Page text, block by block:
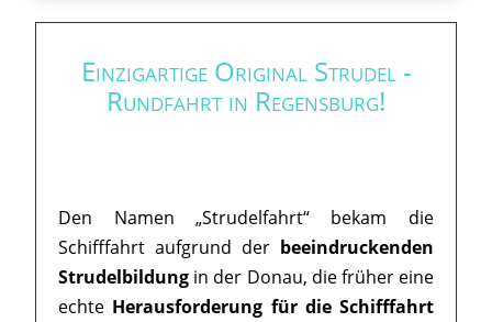
Einzigartige Original Strudel -
Rundfahrt in Regensburg!
Den Namen „Strudelfahrt“ bekam die
Schifffahrt aufgrund der beeindruckenden
Strudelbildung in der Donau, die früher eine
echte Herausforderung für die Schifffahrt